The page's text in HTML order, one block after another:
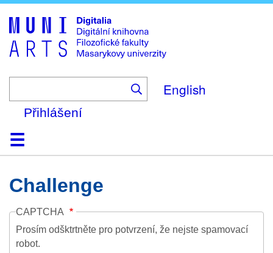
to
main
content
English
Přihlášení
DomůKolekce
Prohlížení
Vyhledávání
O platformě
Nápověda
KontaktDigitalia
Challenge
CAPTCHA
Prosím odšktrtněte pro potvrzení, že nejste spamovací
robot.